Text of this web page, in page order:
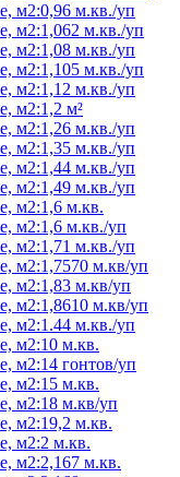
м2:0,96 м.кв./уп
м2:1,062 м.кв./уп
м2:1,08 м.кв./уп
м2:1,105 м.кв./уп
м2:1,12 м.кв./уп
м2:1,2 м²
м2:1,26 м.кв./уп
м2:1,35 м.кв./уп
м2:1,44 м.кв./уп
м2:1,49 м.кв./уп
м2:1,6 м.кв.
м2:1,6 м.кв./уп
м2:1,71 м.кв./уп
м2:1,7570 м.кв/уп
м2:1,83 м.кв/уп
м2:1,8610 м.кв/уп
м2:1.44 м.кв./уп
м2:10 м.кв.
м2:14 гонтов/уп
м2:15 м.кв.
м2:18 м.кв/уп
м2:19,2 м.кв.
м2:2 м.кв.
м2:2,167 м.кв.